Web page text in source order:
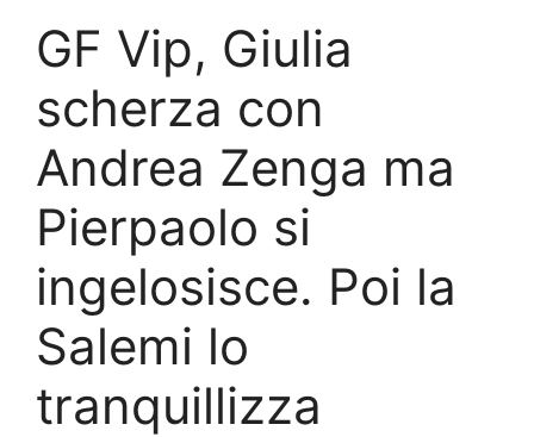
GF Vip, Giulia
scherza con
Andrea Zenga ma
Pierpaolo si
ingelosisce. Poi la
Salemi lo
tranquillizza